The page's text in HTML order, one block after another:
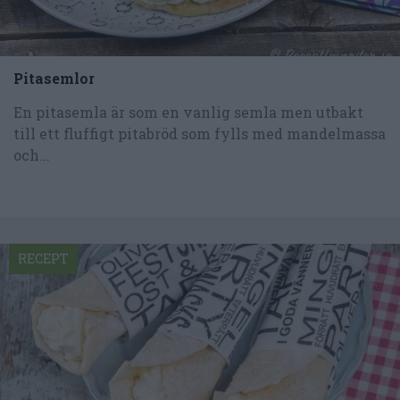
Pitasemlor
En pitasemla är som en vanlig semla men utbakt
till ett fluffigt pitabröd som fylls med mandelmassa
och...
RECEPT